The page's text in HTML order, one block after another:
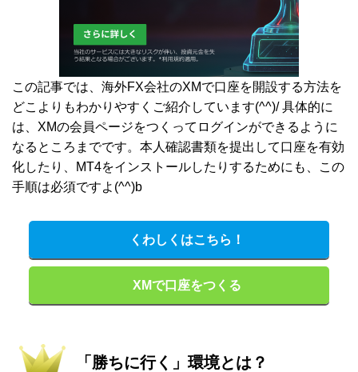
この記事では、海外FX会社のXMで口座を開設する方法を
どこよりもわかりやすくご紹介しています(^^)/ 具体的に
は、XMの会員ページをつくってログインができるように
なるところまでです。本人確認書類を提出して口座を有効
化したり、MT4をインストールしたりするためにも、この
手順は必須ですよ(^^)b
くわしくはこちら！
XMで口座をつくる
「勝ちに行く」環境とは？